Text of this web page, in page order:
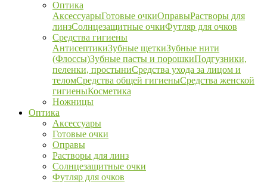
Оптика
АксессуарыГотовые очкиОправыРастворы для
линзСолнцезащитные очкиФутляр для очков
Средства гигиены
АнтисептикиЗубные щеткиЗубные нити
(Флоссы)Зубные пасты и порошкиПодгузники,
пеленки, простыниСредства ухода за лицом и
теломСредства общей гигиеныСредства женской
гигиеныКосметика
Ножницы
Оптика
Аксессуары
Готовые очки
Оправы
Растворы для линз
Солнцезащитные очки
Футляр для очков